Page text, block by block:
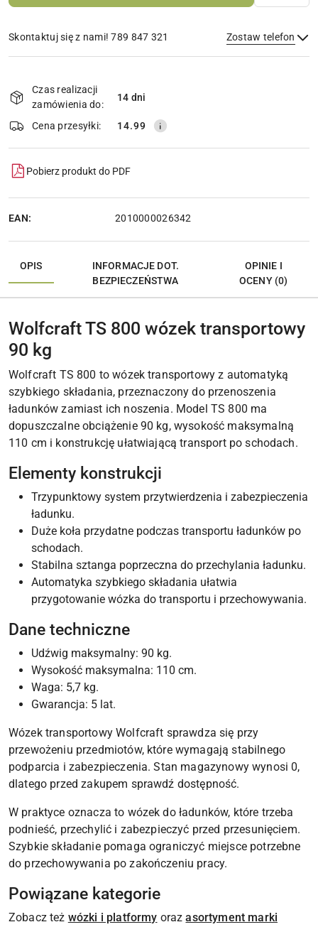
Skontaktuj się z nami! 789 847 321 Zostaw telefon
Wyślij
dostawa
Czas realizacji
zamówienia do:
14 dni
Cena przesyłki: 14.99
Pobierz produkt do PDF
EAN: 2010000026342
OPIS
INFORMACJE DOT.
BEZPIECZEŃSTWA
OPINIE I
OCENY (0)
Wolfcraft TS 800 wózek transportowy
90 kg
Wolfcraft TS 800 to wózek transportowy z automatyką
szybkiego składania, przeznaczony do przenoszenia
ładunków zamiast ich noszenia. Model TS 800 ma
dopuszczalne obciążenie 90 kg, wysokość maksymalną
110 cm i konstrukcję ułatwiającą transport po schodach.
Elementy konstrukcji
Trzypunktowy system przytwierdzenia i zabezpieczenia
ładunku.
Duże koła przydatne podczas transportu ładunków po
schodach.
Stabilna sztanga poprzeczna do przechylania ładunku.
Automatyka szybkiego składania ułatwia
przygotowanie wózka do transportu i przechowywania.
Dane techniczne
Udźwig maksymalny: 90 kg.
Wysokość maksymalna: 110 cm.
Waga: 5,7 kg.
Gwarancja: 5 lat.
Wózek transportowy Wolfcraft sprawdza się przy
przewożeniu przedmiotów, które wymagają stabilnego
podparcia i zabezpieczenia. Stan magazynowy wynosi 0,
dlatego przed zakupem sprawdź dostępność.
W praktyce oznacza to wózek do ładunków, które trzeba
podnieść, przechylić i zabezpieczyć przed przesunięciem.
Szybkie składanie pomaga ograniczyć miejsce potrzebne
do przechowywania po zakończeniu pracy.
Powiązane kategorie
Zobacz też wózki i platformy orazasortyment marki